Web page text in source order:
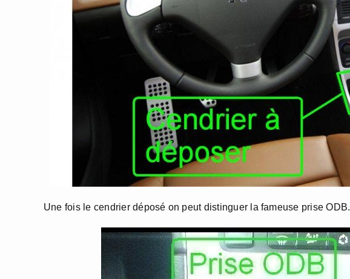
Une fois le cendrier déposé on peut distinguer la fameuse prise ODB.